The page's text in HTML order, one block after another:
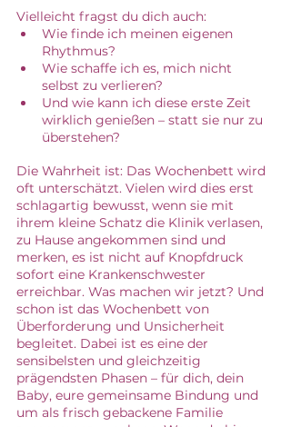
Vielleicht fragst du dich auch:
Wie finde ich meinen eigenen
Rhythmus?
Wie schaffe ich es, mich nicht
selbst zu verlieren?
Und wie kann ich diese erste Zeit
wirklich genießen – statt sie nur zu
überstehen?
Die Wahrheit ist: Das Wochenbett wird
oft unterschätzt. Vielen wird dies erst
schlagartig bewusst, wenn sie mit
ihrem kleine Schatz die Klinik verlasen,
zu Hause angekommen sind und
merken, es ist nicht auf Knopfdruck
sofort eine Krankenschwester
erreichbar. Was machen wir jetzt? Und
schon ist das Wochenbett von
Überforderung und Unsicherheit
begleitet. Dabei ist es eine der
sensibelsten und gleichzeitig
prägendsten Phasen – für dich, dein
Baby, eure gemeinsame Bindung und
um als frisch gebackene Familie